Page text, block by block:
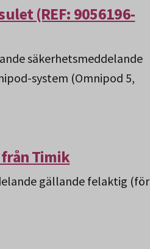
(REF: 9056196-
säkerhetsmeddelande
system (Omnipod 5,
Timik
gällande felaktig (för